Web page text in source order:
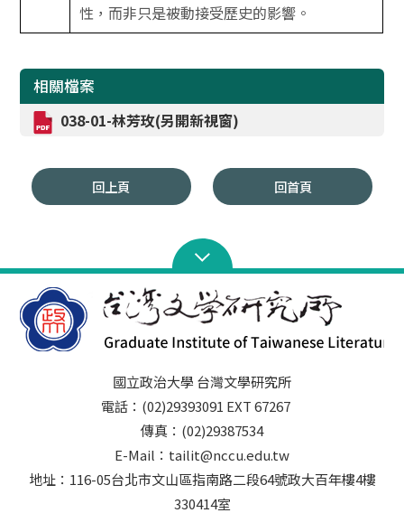
性，而非只是被動接受歷史的影響。
相關檔案
038-01-林芳玫(另開新視窗)
回上頁 回首頁
國立政治大學 台灣文學研究所
電話：(02)29393091 EXT 67267
傳真：(02)29387534
E-Mail：tailit@nccu.edu.tw
地址：116-05台北市文山區指南路二段64號政大百年樓4樓
330414室